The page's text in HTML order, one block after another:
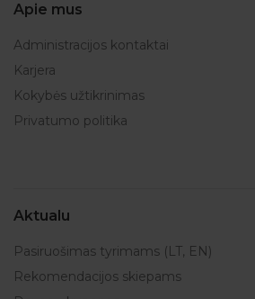
Apie mus
Administracijos kontaktai
Karjera
Kokybės užtikrinimas
Privatumo politika
Aktualu
Pasiruošimas tyrimams (LT, EN)
Rekomendacijos skiepams